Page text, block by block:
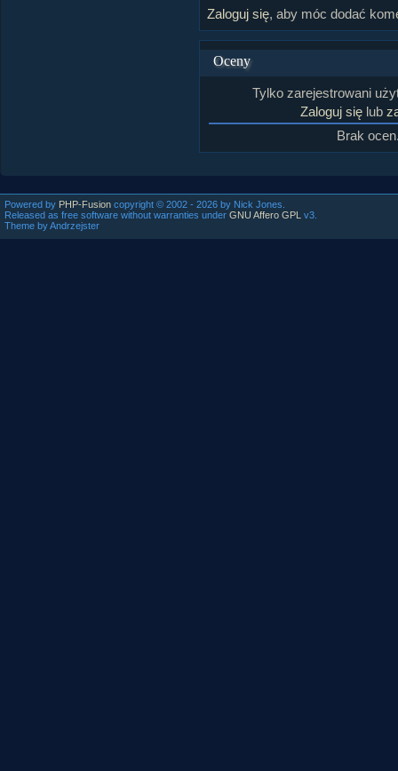
Zaloguj się, aby móc dodać
Oceny
Tylko zarejestrowani
Zaloguj się lub
Brak
Powered by PHP-Fusion copyright © 2002 - 2026 by Nick Jones.
Released as free software without warranties under GNU Affero GPL v3.
Theme by Andrzejster